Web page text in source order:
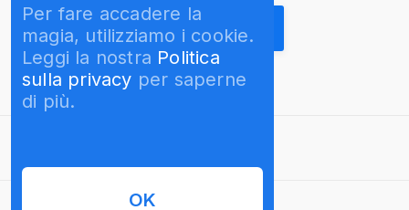
Per fare accadere la
magia, utilizziamo i cookie.
Leggi la nostra Politica
sulla privacy per saperne
di più.
OK